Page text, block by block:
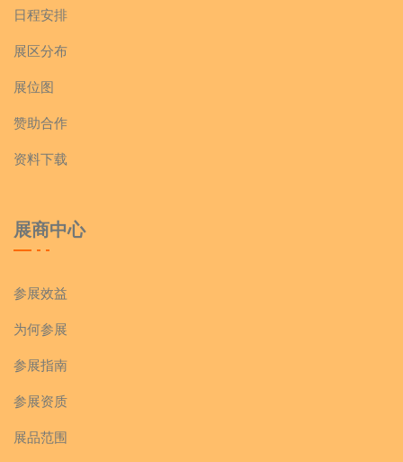
日程安排
展区分布
展位图
赞助合作
资料下载
展商中心
参展效益
为何参展
参展指南
参展资质
展品范围